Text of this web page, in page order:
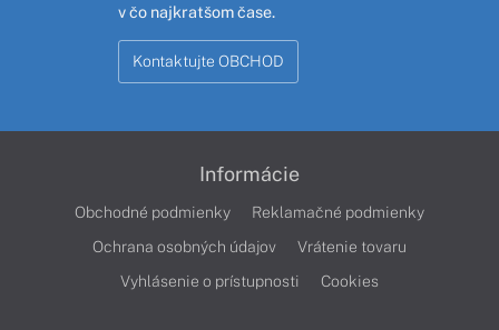
v čo najkratšom čase.
Kontaktujte OBCHOD
Informácie
Obchodné podmienky
Reklamačné podmienky
Ochrana osobných údajov
Vrátenie tovaru
Vyhlásenie o prístupnosti
Cookies